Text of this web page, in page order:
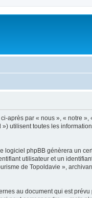
après par « nous », « notre »,
utilisent toutes les
logiciel phpBB génèrera un
utilisateur et un
de Topoldavie »,
au document qui est